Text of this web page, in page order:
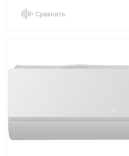
Сравнить